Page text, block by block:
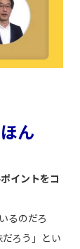
ん
イントをコ
るのだろ
ろう」とい